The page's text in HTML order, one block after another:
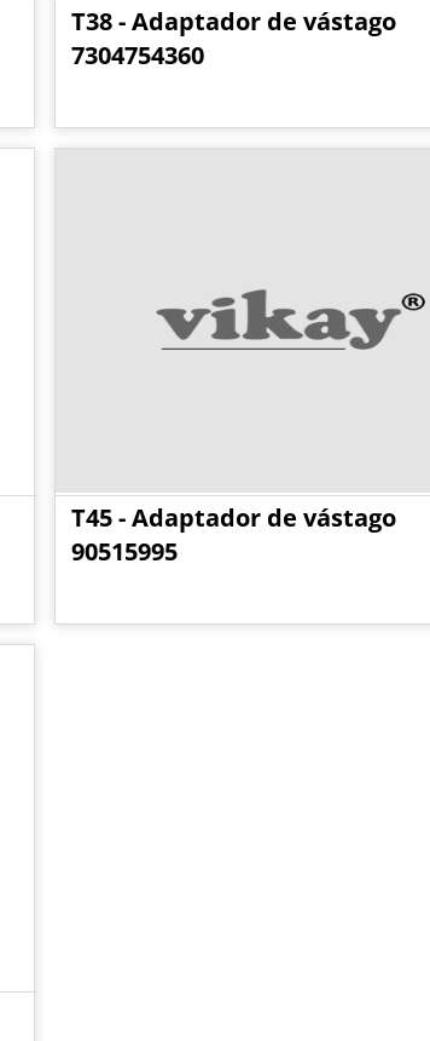
T38 - Adaptador de vástago
7304754360
T45 - Adaptador de vástago
90515995